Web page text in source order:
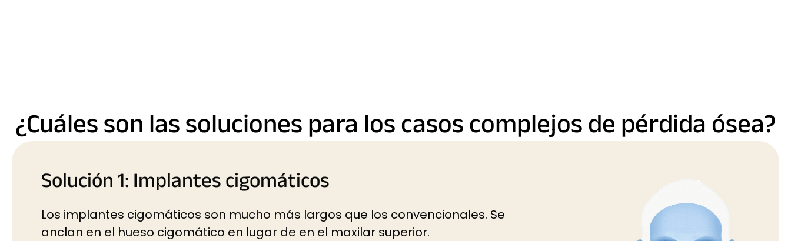
¿Cuáles son las soluciones para los casos complejos de pérdida ósea?
Solución 1: Implantes cigomáticos
Los implantes cigomáticos son mucho más largos que los convencionales. Se
anclan en el hueso cigomático en lugar de en el maxilar superior.